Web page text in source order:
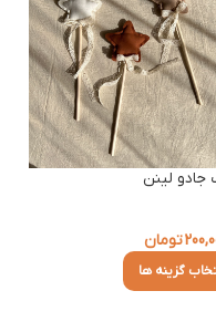
لینن
تومان
گزینه ها